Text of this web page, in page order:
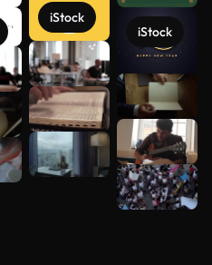
iStock
iStock
Voir plus